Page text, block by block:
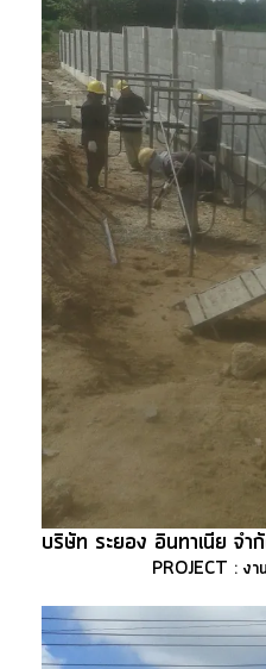
บริษัท ระยอง อินทาเนีย จำ
PROJECT : งา